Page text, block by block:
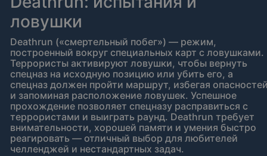
ловушки
Deathrun («смертельный побег») — режим,
построенный вокруг специальных карт с ловушками.
Террористы активируют ловушки, чтобы вернуть
спецназ на исходную позицию или убить его, а
спецназ должен пройти маршрут, избегая
и запоминая расположение ловушек. Успешное
прохождение позволяет спецназу расправиться с
террористами и выиграть раунд. Deathrun требует
внимательности, хорошей памяти и умения быстро
реагировать — отличный выбор для любителей
челленджей и нестандартных задач.